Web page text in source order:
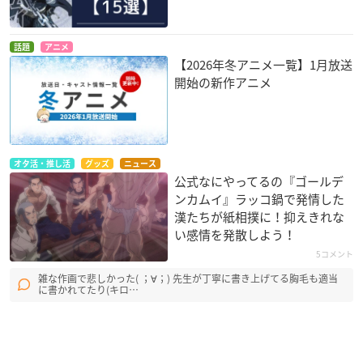
話題 アニメ
【2026年冬アニメ一覧】1月放送
開始の新作アニメ
オタ活・推し活 グッズ ニュース
公式なにやってるの『ゴールデ
ンカムイ』ラッコ鍋で発情した
漢たちが紙相撲に！抑えきれな
い感情を発散しよう！
5コメント
雑な作画で悲しかった( ；∀；) 先生が丁寧に書き上げてる胸毛も適当
に書かれてたり(キロ…